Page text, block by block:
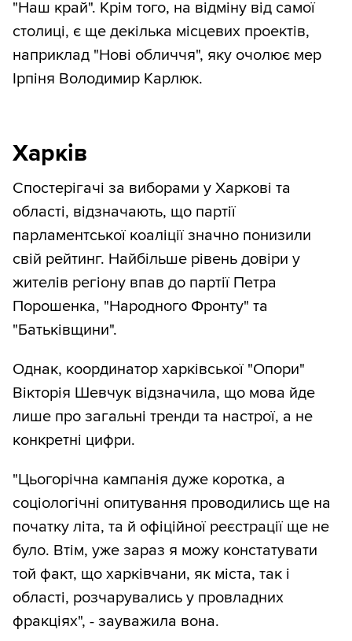
"Наш край". Крім того, на відміну від самої
столиці, є ще декілька місцевих проектів,
наприклад "Нові обличчя", яку очолює мер
Ірпіня Володимир Карлюк.
Харків
Спостерігачі за виборами у Харкові та
області, відзначають, що партії
парламентської коаліції значно понизили
свій рейтинг. Найбільше рівень довіри у
жителів регіону впав до партії Петра
Порошенка, "Народного Фронту" та
"Батьківщини".
Однак, координатор харківської "Опори"
Вікторія Шевчук відзначила, що мова йде
лише про загальні тренди та настрої, а не
конкретні цифри.
"Цьогорічна кампанія дуже коротка, а
соціологічні опитування проводились ще на
початку літа, та й офіційної реєстрації ще не
було. Втім, уже зараз я можу констатувати
той факт, що харківчани, як міста, так і
області, розчарувались у провладних
фракціях", - зауважила вона.